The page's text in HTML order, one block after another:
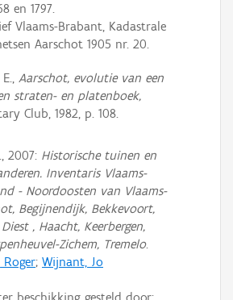
en 1797.
Vlaams-Brabant, Kadastrale
Aarschot 1905 nr. 20.
Aarschot, evolutie van een
straten- en platenboek,
Club, 1982, p. 108.
2007: Historische tuinen en
Inventaris Vlaams-
- Noordoosten van Vlaams-
Begijnendijk, Bekkevoort,
, Haacht, Keerbergen,
Zichem, Tremelo.
Roger; Wijnant, Jo